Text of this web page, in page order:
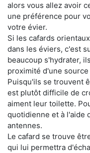
alors vous allez avoir
une préférence pour
votre évier.
Si les cafards
dans les éviers, c'est
beaucoup s'hydrater,
proximité d'une source
Puisqu'ils se trouvent
est plutôt difficile de
aiment leur toilette.
quotidienne et à l'aide
antennes.
Le cafard se trouve
qui lui permettra